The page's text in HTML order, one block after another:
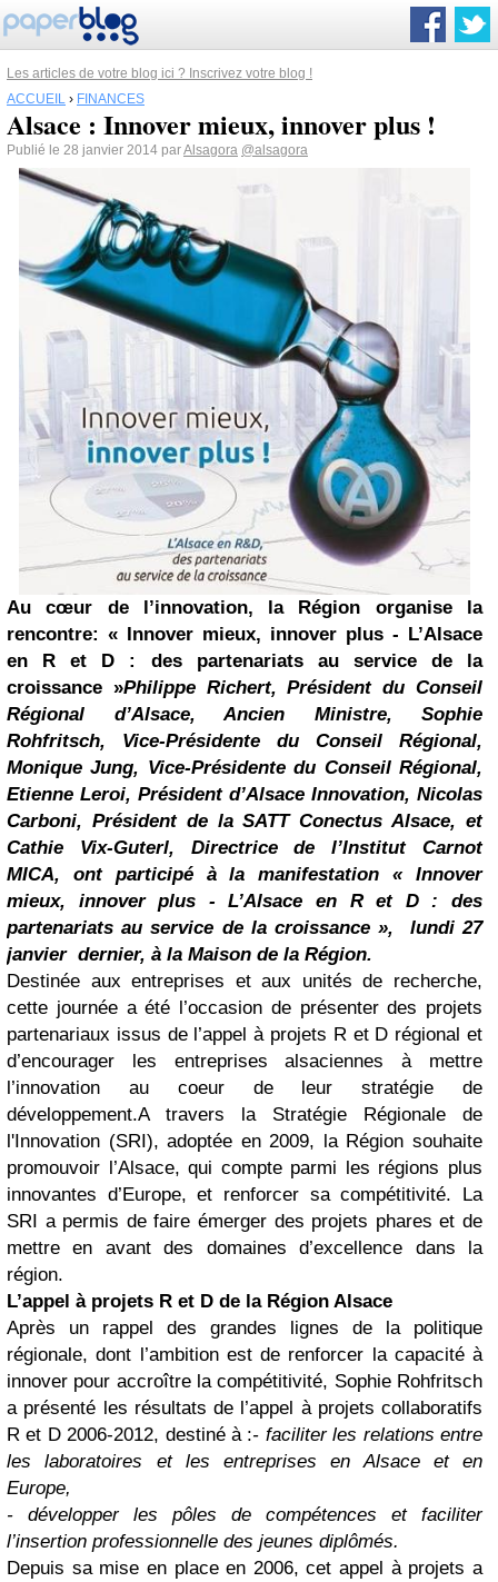
Les articles de votre blog ici ? Inscrivez votre blog !
ACCUEIL › FINANCES
Alsace : Innover mieux, innover plus !
Publié le 28 janvier 2014 parAlsagora @alsagora
Au cœur de l’innovation, la Région organise la
rencontre: « Innover mieux, innover plus - L’Alsace
en R et D : des partenariats au service de la
croissance »Philippe Richert, Président du Conseil
Régional d’Alsace, Ancien Ministre, Sophie
Rohfritsch, Vice-Présidente du Conseil Régional,
Monique Jung, Vice-Présidente du Conseil Régional,
Etienne Leroi, Président d’Alsace Innovation, Nicolas
Carboni, Président de la SATT Conectus Alsace, et
Cathie Vix-Guterl, Directrice de l’Institut Carnot
MICA, ont participé à la manifestation « Innover
mieux, innover plus - L’Alsace en R et D : des
partenariats au service de la croissance », lundi 27
janvier dernier, à la Maison de la Région.
Destinée aux entreprises et aux unités de recherche,
cette journée a été l’occasion de présenter des projets
partenariaux issus de l’appel à projets R et D régional et
d’encourager les entreprises alsaciennes à mettre
l’innovation au coeur de leur stratégie de
développement.A travers la Stratégie Régionale de
l'Innovation (SRI), adoptée en 2009, la Région souhaite
promouvoir l’Alsace, qui compte parmi les régions plus
innovantes d’Europe, et renforcer sa compétitivité. La
SRI a permis de faire émerger des projets phares et de
mettre en avant des domaines d’excellence dans la
région.
L’appel à projets R et D de la Région Alsace
Après un rappel des grandes lignes de la politique
régionale, dont l’ambition est de renforcer la capacité à
innover pour accroître la compétitivité, Sophie Rohfritsch
a présenté les résultats de l’appel à projets collaboratifs
R et D 2006-2012, destiné à :- faciliter les relations entre
les laboratoires et les entreprises en Alsace et en
Europe,
- développer les pôles de compétences et faciliter
l’insertion professionnelle des jeunes diplômés.
Depuis sa mise en place en 2006, cet appel à projets a